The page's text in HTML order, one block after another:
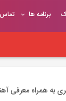
برنامه ها تماس
به همراه معرفی